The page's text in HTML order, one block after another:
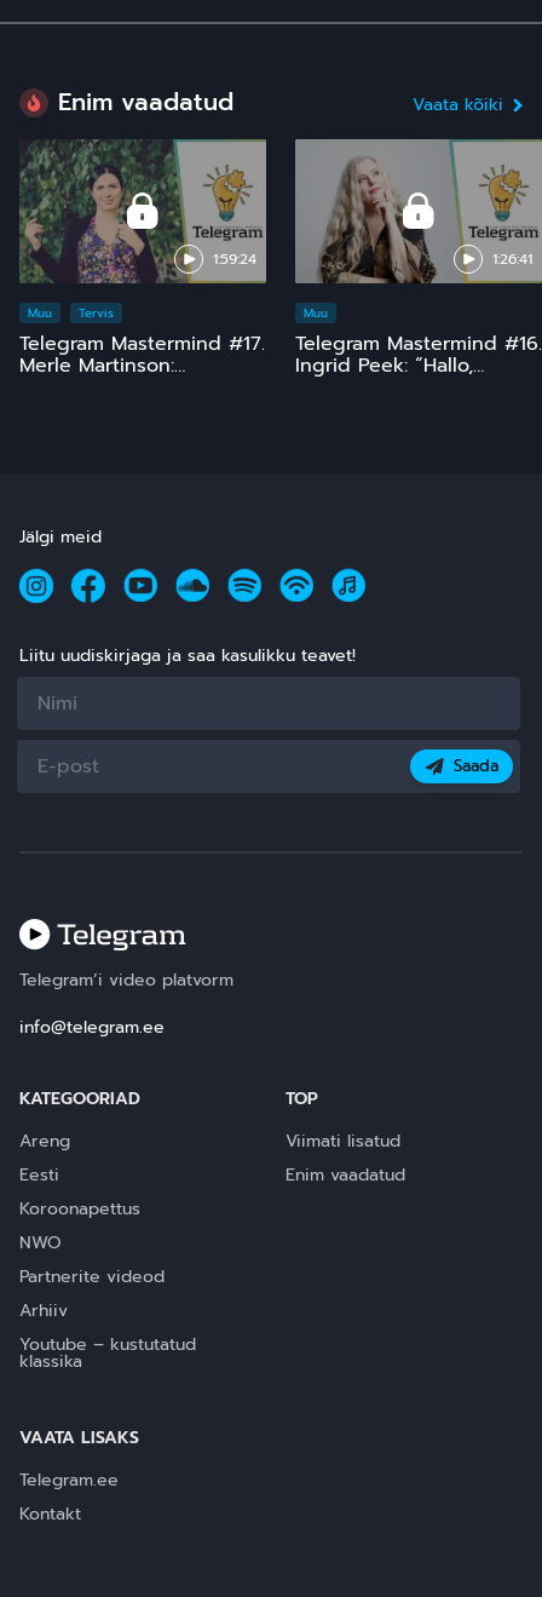
Enim vaadatud Vaata kõiki
1:59:24
Muu Tervis
Telegram Mastermind #17.
Merle Martinson:
1:26:41
Muu
Telegram Mastermind #16.
Ingrid Peek: “Hallo,
Jälgi meid
Liitu uudiskirjaga ja saa kasulikku teavet!
Saada
Telegram’i video platvorm
info@telegram.ee
KATEGOORIAD
Areng
Eesti
Koroonapettus
NWO
Partnerite videod
Arhiiv
Youtube – kustutatud
klassika
TOP
Viimati lisatud
Enim vaadatud
VAATA LISAKS
Telegram.ee
Kontakt